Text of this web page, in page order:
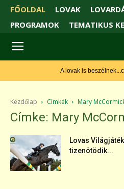
FŐOLDAL LOVAK
PROGRAMOK
TEMATIKUS
A lovak is beszélnek...csak
Kezdőlap Címkék Mary
Címke: Mary
Lovas
tizenötödik...